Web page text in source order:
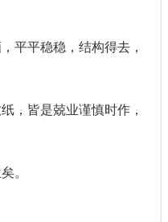
平平稳稳，结构得去，
，皆是兢业谨慎时作，
。